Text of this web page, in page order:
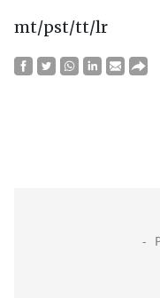
mt/pst/tt/lr